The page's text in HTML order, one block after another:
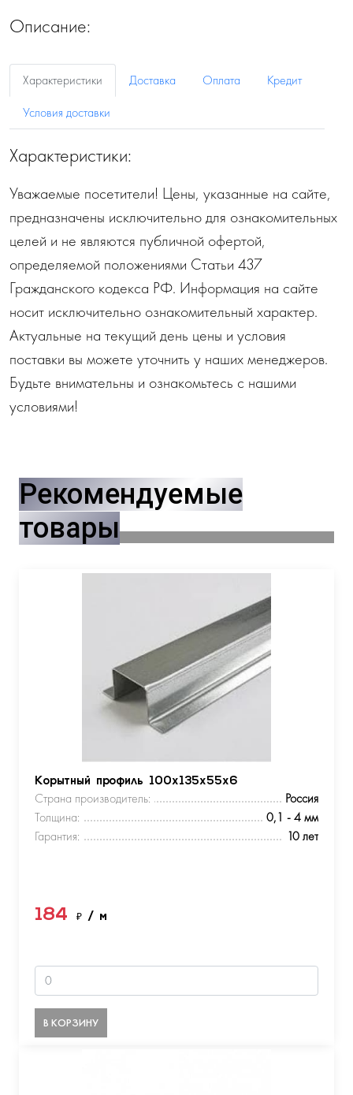
Описание:
Характеристики Доставка Оплата
Кредит
Условия доставки
Характеристики:
Уважаемые посетители! Цены, указанные на сайте,
предназначены исключительно для ознакомительных
целей и не являются публичной офертой,
определяемой положениями Статьи 437
Гражданского кодекса РФ. Информация на сайте
носит исключительно ознакомительный характер.
Актуальные на текущий день цены и условия
поставки вы можете уточнить у наших менеджеров.
Будьте внимательны и ознакомьтесь с нашими
условиями!
Рекомендуемые
товары
Корытный профиль 100х135х55х6
Страна производитель:
Россия
Толщина:
0,1 - 4 мм
Гарантия:
10 лет
184 ₽ / м
В КОРЗИНУ